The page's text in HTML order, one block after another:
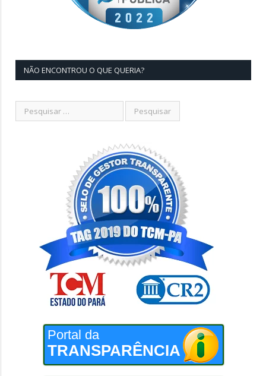
NÃO ENCONTROU O QUE QUERIA?
Portal da
TRANSPARÊNCIA